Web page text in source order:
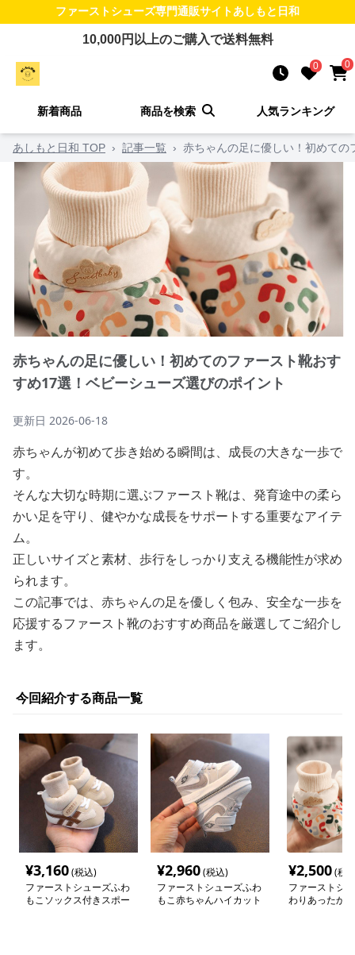
ファーストシューズ専門通販サイトあしもと日和
10,000円以上のご購入で送料無料
0 0
新着商品 商品を検索 人気ランキング
あしもと日和 TOP › 記事一覧 › 赤ちゃんの足に優しい！初めて
赤ちゃんの足に優しい！初めてのファースト靴おす
すめ17選！ベビーシューズ選びのポイント
更新日 2026-06-18
赤ちゃんが初めて歩き始める瞬間は、成長の大きな一歩で
す。
そんな大切な時期に選ぶファースト靴は、発育途中の柔ら
かい足を守り、健やかな成長をサポートする重要なアイテ
ム。
正しいサイズと素材、歩行をしっかり支える機能性が求め
られます。
この記事では、赤ちゃんの足を優しく包み、安全な一歩を
応援するファースト靴のおすすめ商品を厳選してご紹介し
ます。
今回紹介する商品一覧
¥3,160(税込)
ファーストシューズふわ
もこソックス付きスポー
¥2,960(税込)
ファーストシューズふわ
もこ赤ちゃんハイカット
¥2,500(税
ファーストシ
わりあったか